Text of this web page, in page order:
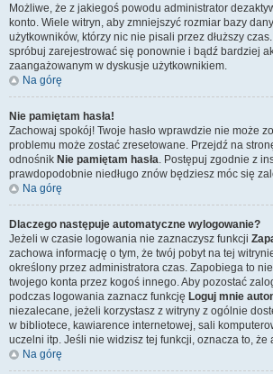
Możliwe, że z jakiegoś powodu administrator
konto. Wiele witryn, aby zmniejszyć rozmiar bazy
użytkowników, którzy nic nie pisali przez dłuższy
spróbuj zarejestrować się ponownie i bądź bardziej
zaangażowanym w dyskusje użytkownikiem.
Na górę
Nie pamiętam hasła!
Zachowaj spokój! Twoje hasło wprawdzie nie może
problemu może zostać zresetowane. Przejdź na
odnośnik Nie pamiętam hasła. Postępuj zgodnie z
prawdopodobnie niedługo znów będziesz móc się
Na górę
Dlaczego następuje automatyczne wylogowanie?
Jeżeli w czasie logowania nie zaznaczysz funkcji
zachowa informację o tym, że twój pobyt na tej
określony przez administratora czas. Zapobiega to
twojego konta przez kogoś innego. Aby pozostać
podczas logowania zaznacz funkcję Loguj mnie
niezalecane, jeżeli korzystasz z witryny z ogólnie
w bibliotece, kawiarence internetowej, sali
uczelni itp. Jeśli nie widzisz tej funkcji, oznacza to, że
Na górę